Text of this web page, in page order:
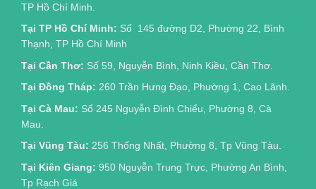
TP Hồ Chí Minh.
Tại TP Hồ Chí Minh: Số 145 đường D2, Phường 22, Bình
Thạnh, TP Hồ Chí Minh
Tại Cần Thơ: Số 59, Nguyễn Bình, Ninh Kiều, Cần Thơ.
Tại Đồng Tháp: 260 Trần Hưng Đạo, Phường 1, Cao Lãnh.
Tại Cà Mau: Số 245 Nguyễn Đình Chiểu, Phường 8, Cà
Mau.
Tại Vũng Tàu: 256 Thống Nhất, Phường 8, Tp Vũng Tàu.
Tại Kiên Giang: 950 Nguyễn Trung Trực, Phường An Bình,
Tp Rạch Giá